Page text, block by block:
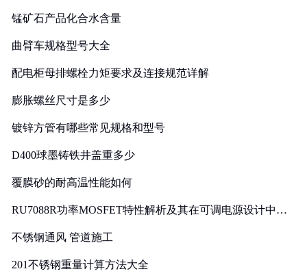
锰矿石产品化合水含量
曲臂车规格型号大全
配电柜母排螺栓力矩要求及连接规范详解
膨胀螺丝尺寸是多少
镀锌方管有哪些常见规格和型号
D400球墨铸铁井盖重多少
覆膜砂的耐高温性能如何
RU7088R功率MOSFET特性解析及其在可调电源设计中的
不锈钢通风 管道施工
201不锈钢重量计算方法大全